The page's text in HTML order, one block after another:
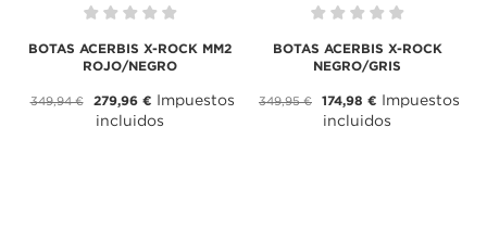
BOTAS ACERBIS X-ROCK MM2
ROJO/NEGRO
349,94 € 279,96 € Impuestos
incluidos
BOTAS ACERBIS X-ROCK
NEGRO/GRIS
349,95 € 174,98 €
Impuestos
incluidos